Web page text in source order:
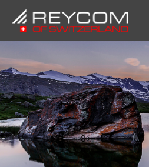
to
main
content